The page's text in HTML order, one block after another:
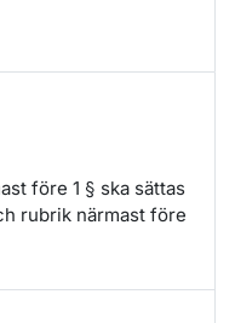
före 1 § ska sättas
rubrik närmast före